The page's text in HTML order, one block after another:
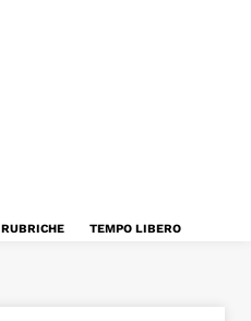
RUBRICHE TEMPO LIBERO